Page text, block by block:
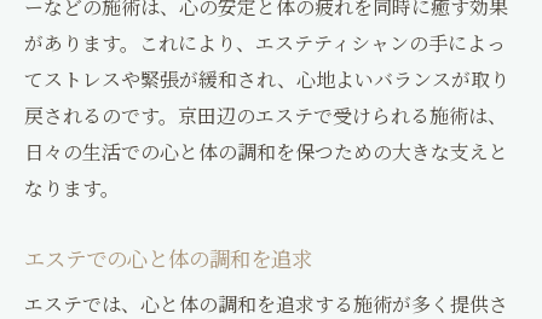
ーなどの施術は、心の安定と体の疲れを同時に癒す効果
があります。これにより、エステティシャンの手によっ
てストレスや緊張が緩和され、心地よいバランスが取り
戻されるのです。京田辺のエステで受けられる施術は、
日々の生活での心と体の調和を保つための大きな支えと
なります。
エステでの心と体の調和を追求
エステでは、心と体の調和を追求する施術が多く提供さ